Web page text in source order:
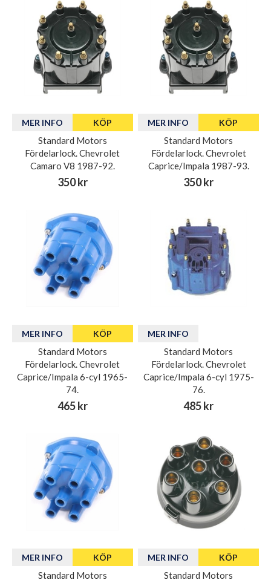
MER INFO KÖP
Standard Motors
Fördelarlock. Chevrolet
Camaro V8 1987-92.
350 kr
MER INFO KÖP
Standard Motors
Fördelarlock. Chevrolet
Caprice/Impala 1987-93.
350 kr
MER INFO KÖP
Standard Motors
Fördelarlock. Chevrolet
Caprice/Impala 6-cyl 1965-
74.
465 kr
MER INFO
Standard Motors
Fördelarlock. Chevrolet
Caprice/Impala 6-cyl 1975-
76.
485 kr
MER INFO KÖP
Standard Motors
MER INFO KÖP
Standard Motors